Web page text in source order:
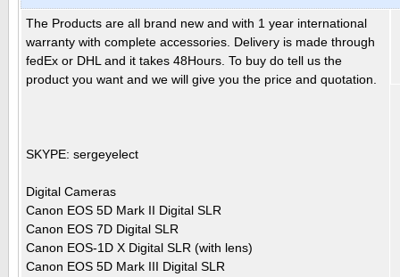
The Products are all brand new and with 1 year international
warranty with complete accessories. Delivery is made through
fedEx or DHL and it takes 48Hours. To buy do tell us the
product you want and we will give you the price and quotation.
SKYPE: sergeyelect
Digital Cameras
Canon EOS 5D Mark II Digital SLR
Canon EOS 7D Digital SLR
Canon EOS-1D X Digital SLR (with lens)
Canon EOS 5D Mark III Digital SLR